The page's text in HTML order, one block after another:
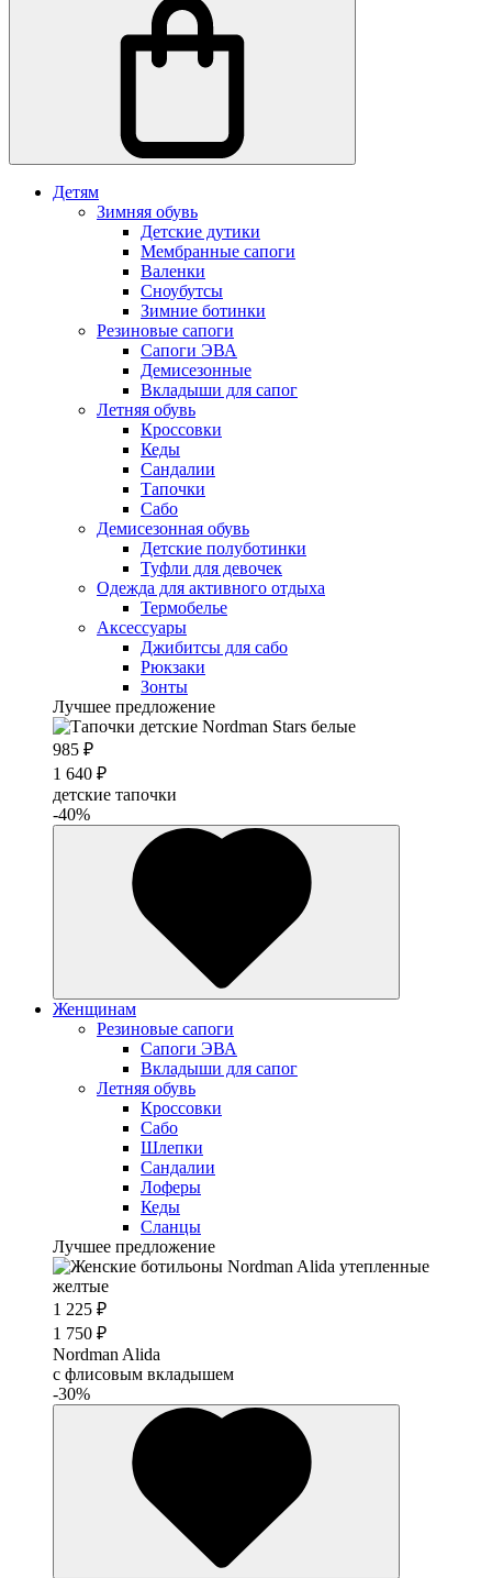
Детям
Зимняя обувь
Детские дутики
Мембранные сапоги
Валенки
Сноубутсы
Зимние ботинки
Резиновые сапоги
Сапоги ЭВА
Демисезонные
Вкладыши для сапог
Летняя обувь
Кроссовки
Кеды
Сандалии
Тапочки
Сабо
Демисезонная обувь
Детские полуботинки
Туфли для девочек
Одежда для активного отдыха
Термобелье
Аксессуары
Джибитсы для сабо
Рюкзаки
Зонты
Лучшее предложение
985 ₽
1 640 ₽
детские тапочки
-40%
Женщинам
Резиновые сапоги
Cапоги ЭВА
Вкладыши для сапог
Летняя обувь
Кроссовки
Сабо
Шлепки
Сандалии
Лоферы
Кеды
Сланцы
Лучшее предложение
1 225 ₽
1 750 ₽
Nordman Alida
с флисовым вкладышем
-30%